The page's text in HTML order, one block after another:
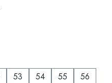
53 54 55
56